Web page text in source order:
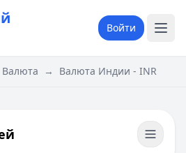
Войти
Валюта → Валюта Индии - INR